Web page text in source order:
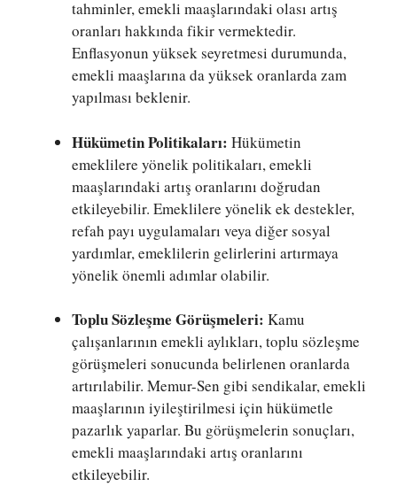
tahminler, emekli maaşlarındaki olası artış
oranları hakkında fikir vermektedir.
Enflasyonun yüksek seyretmesi durumunda,
emekli maaşlarına da yüksek oranlarda zam
yapılması beklenir.
Hükümetin Politikaları: Hükümetin
emeklilere yönelik politikaları, emekli
maaşlarındaki artış oranlarını doğrudan
etkileyebilir. Emeklilere yönelik ek destekler,
refah payı uygulamaları veya diğer sosyal
yardımlar, emeklilerin gelirlerini artırmaya
yönelik önemli adımlar olabilir.
Toplu Sözleşme Görüşmeleri: Kamu
çalışanlarının emekli aylıkları, toplu sözleşme
görüşmeleri sonucunda belirlenen oranlarda
artırılabilir. Memur-Sen gibi sendikalar, emekli
maaşlarının iyileştirilmesi için hükümetle
pazarlık yaparlar. Bu görüşmelerin sonuçları,
emekli maaşlarındaki artış oranlarını
etkileyebilir.